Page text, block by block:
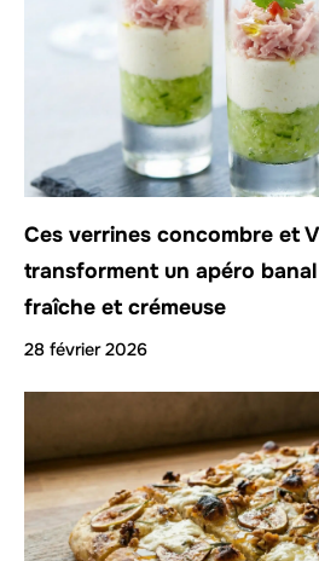
Ces verrines concombre et
transforment un apéro
fraîche et crémeuse
28 février 2026